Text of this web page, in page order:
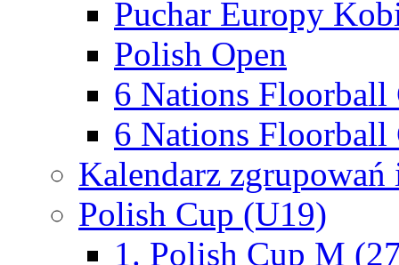
Puchar Europy
Polish Open
6 Nations Floorball
6 Nations Floorball
Kalendarz
Polish Cup (U19)
1. Polish Cup M